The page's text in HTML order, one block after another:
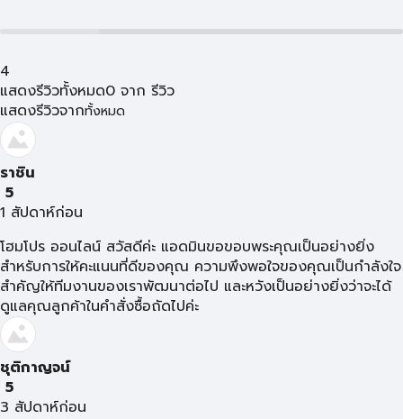
4
แสดงรีวิวทั้งหมด0 จาก รีวิว
แสดงรีวิวจากทั้งหมด
ราชิน
5
1 สัปดาห์ก่อน
โฮมโปร ออนไลน์ สวัสดีค่ะ แอดมินขอขอบพระคุณเป็นอย่างยิ่ง
สำหรับการให้คะแนนที่ดีของคุณ ความพึงพอใจของคุณเป็นกำลังใจ
สำคัญให้ทีมงานของเราพัฒนาต่อไป และหวังเป็นอย่างยิ่งว่าจะได้
ดูแลคุณลูกค้าในคำสั่งซื้อถัดไปค่ะ
ชุติกาญจน์
5
3 สัปดาห์ก่อน